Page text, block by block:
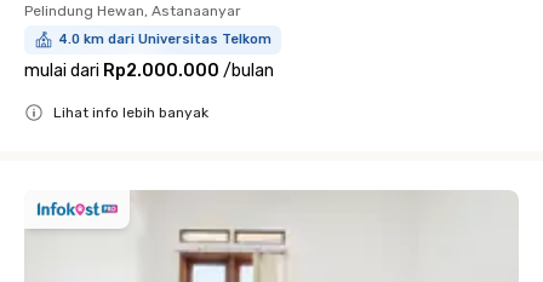
Pelindung Hewan, Astanaanyar
4.0 km dari Universitas Telkom
mulai dari Rp2.000.000 /bulan
Lihat info lebih banyak